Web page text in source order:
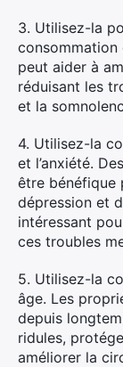
3. Utilisez-la
consommation
peut aider à
réduisant les
et la
4. Utilisez-la
et l’anxiété.
être bénéfique
dépression et
intéressant
ces troubles
5. Utilisez-la
âge. Les
depuis
ridules,
améliorer la